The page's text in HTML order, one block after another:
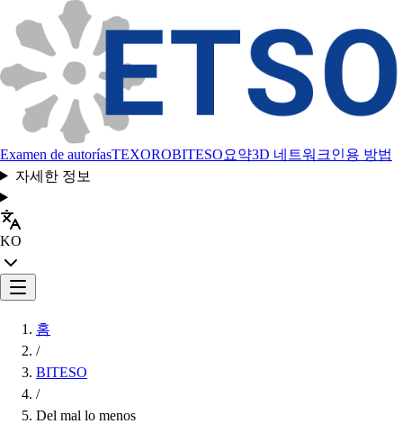
Examen de autoríasTEXOROBITESO요약3D 네트워크인용 방법
자세한 정보
KO
홈
/
BITESO
/
Del mal lo menos